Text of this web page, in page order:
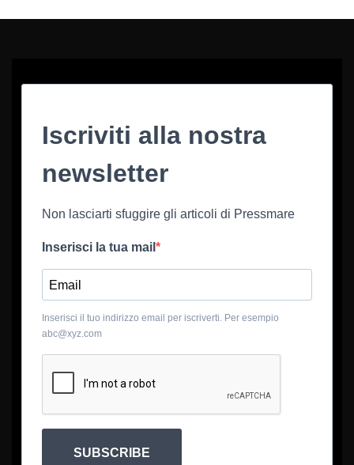
Iscriviti alla nostra
newsletter
Non lasciarti sfuggire gli articoli di Pressmare
Inserisci la tua mail
Inserisci il tuo indirizzo email per iscriverti. Per esempio
abc@xyz.com
SUBSCRIBE